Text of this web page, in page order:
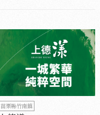
苗栗縣竹南鎮